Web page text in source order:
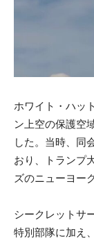
ホワイト・ハッ
ン上空の保護空
した。当時、同
おり、トランプ
ズのニューヨー
シークレットサ
特別部隊に加え